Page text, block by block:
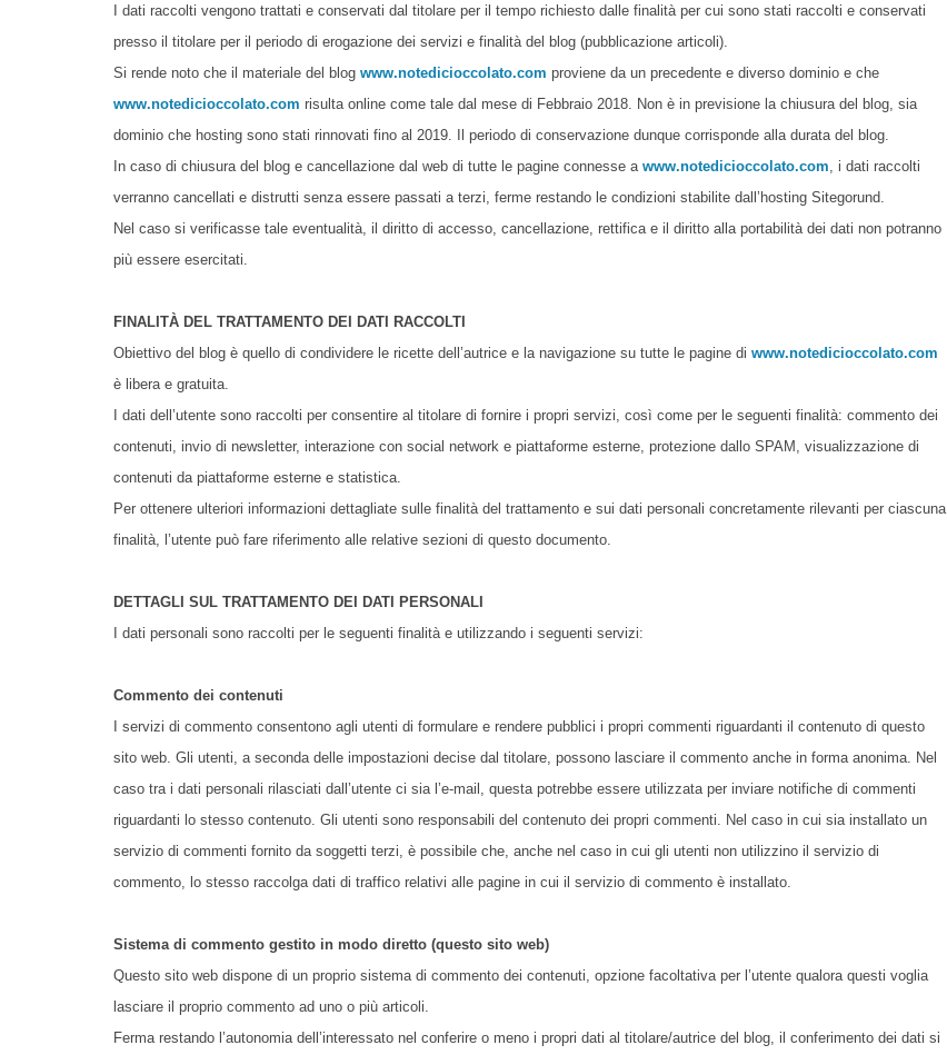
I dati raccolti vengono trattati e conservati dal titolare per il tempo richiesto dalle finalità per cui sono stati raccolti e conservati
presso il titolare per il periodo di erogazione dei servizi e finalità del blog (pubblicazione articoli).
Si rende noto che il materiale del blog www.notedicioccolato.com proviene da un precedente e diverso dominio e che
www.notedicioccolato.com risulta online come tale dal mese di Febbraio 2018. Non è in previsione la chiusura del blog, sia
dominio che hosting sono stati rinnovati fino al 2019. Il periodo di conservazione dunque corrisponde alla durata del blog.
In caso di chiusura del blog e cancellazione dal web di tutte le pagine connesse a www.notedicioccolato.com, i dati raccolti
verranno cancellati e distrutti senza essere passati a terzi, ferme restando le condizioni stabilite dall’hosting Sitegorund.
Nel caso si verificasse tale eventualità, il diritto di accesso, cancellazione, rettifica e il diritto alla portabilità dei dati non potranno
più essere esercitati.
FINALITÀ DEL TRATTAMENTO DEI DATI RACCOLTI
Obiettivo del blog è quello di condividere le ricette dell’autrice e la navigazione su tutte le pagine di www.notedicioccolato.com
è libera e gratuita.
I dati dell’utente sono raccolti per consentire al titolare di fornire i propri servizi, così come per le seguenti finalità: commento dei
contenuti, invio di newsletter, interazione con social network e piattaforme esterne, protezione dallo SPAM, visualizzazione di
contenuti da piattaforme esterne e statistica.
Per ottenere ulteriori informazioni dettagliate sulle finalità del trattamento e sui dati personali concretamente rilevanti per ciascuna
finalità, l’utente può fare riferimento alle relative sezioni di questo documento.
DETTAGLI SUL TRATTAMENTO DEI DATI PERSONALI
I dati personali sono raccolti per le seguenti finalità e utilizzando i seguenti servizi:
Commento dei contenuti
I servizi di commento consentono agli utenti di formulare e rendere pubblici i propri commenti riguardanti il contenuto di questo
sito web. Gli utenti, a seconda delle impostazioni decise dal titolare, possono lasciare il commento anche in forma anonima. Nel
caso tra i dati personali rilasciati dall’utente ci sia l’e-mail, questa potrebbe essere utilizzata per inviare notifiche di commenti
riguardanti lo stesso contenuto. Gli utenti sono responsabili del contenuto dei propri commenti. Nel caso in cui sia installato un
servizio di commenti fornito da soggetti terzi, è possibile che, anche nel caso in cui gli utenti non utilizzino il servizio di
commento, lo stesso raccolga dati di traffico relativi alle pagine in cui il servizio di commento è installato.
Sistema di commento gestito in modo diretto (questo sito web)
Questo sito web dispone di un proprio sistema di commento dei contenuti, opzione facoltativa per l’utente qualora questi voglia
lasciare il proprio commento ad uno o più articoli.
Ferma restando l’autonomia dell’interessato nel conferire o meno i propri dati al titolare/autrice del blog, il conferimento dei dati si